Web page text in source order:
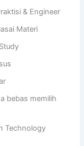
& Engineer
Materi
bebas memilih
Technology